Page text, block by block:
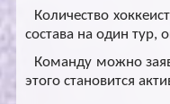
Количество
состава на один тур,
Команду можно
этого становится